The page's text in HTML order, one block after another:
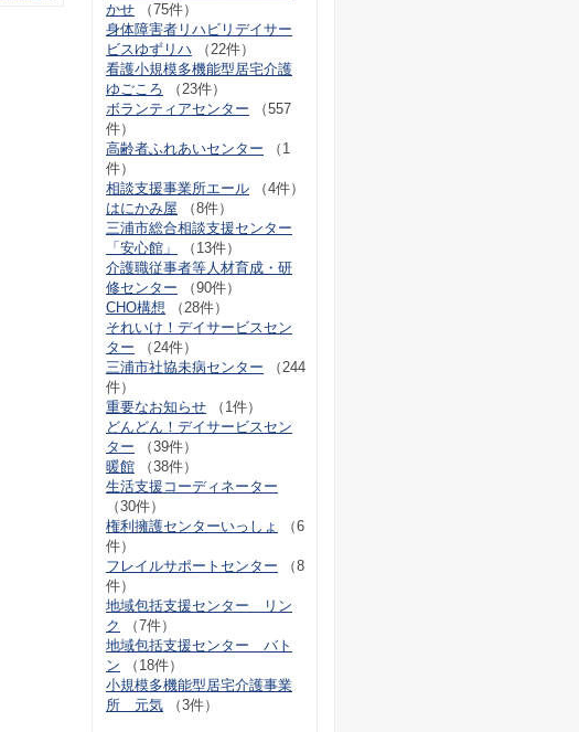
かせ （75件）
身体障害者リハビリデイサー
ビスゆずリハ （22件）
看護小規模多機能型居宅介護
ゆごころ （23件）
ボランティアセンター （557
件）
高齢者ふれあいセンター （1
件）
相談支援事業所エール （4件）
はにかみ屋 （8件）
三浦市総合相談支援センター
「安心館」
（13件）
介護職従事者等人材育成・研
修センター （90件）
CHO構想 （28件）
それいけ！デイサービスセン
ター （24件）
三浦市社協未病センター （244
件）
重要なお知らせ （1件）
どんどん！デイサービスセン
ター （39件）
暖館 （38件）
生活支援コーディネーター
（30件）
権利擁護センターいっしょ
（6
件）
フレイルサポートセンター （8
件）
地域包括支援センター リン
ク
（7件）
地域包括支援センター バト
ン （18件）
小規模多機能型居宅介護事業
所 元気 （3件）